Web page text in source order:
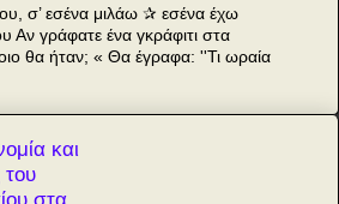
σ’ εσένα μιλάω ✰ εσένα έχω
Αν γράφατε ένα γκράφιτι στα
θα ήταν; « Θα έγραφα: ''Τι ωραία
και